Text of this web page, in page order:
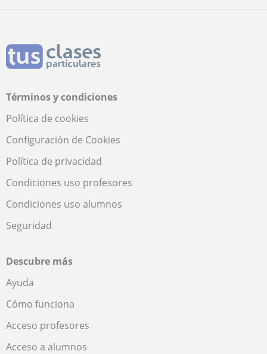
Términos y condiciones
Política de cookies
Configuración de Cookies
Política de privacidad
Condiciones uso profesores
Condiciones uso alumnos
Seguridad
Descubre más
Ayuda
Cómo funciona
Acceso profesores
Acceso a alumnos